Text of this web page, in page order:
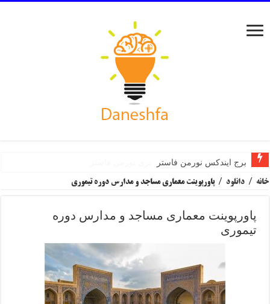
برج ایندکس نورمن فاستر
مرکز هنرهای تجسمی سینزبری نورمن فاستر
خانه / دانلود / پاورپوینت معماری مساجد و مدارس دوره تیموری
پاورپوینت معماری مساجد و مدارس دوره
تیموری